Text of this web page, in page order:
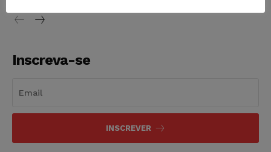
Inscreva-se
INSCREVER